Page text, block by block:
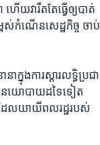
យ​វា​រឹត​តែ​ធ្វើ​ឲ្យ​បាត់​
ស់​កំណើន​សេដ្ឋ​កិច្ច ​ចាប់
ា​ក្នុង​ការ​ស្តារ​លទ្ធិ​ប្រជា​
យោបាយ​ដទៃ​ទៀត
ែល​យាយី​ពលរដ្ឋ​របស់​